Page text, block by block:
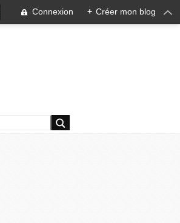
Connexion + Créer mon blog